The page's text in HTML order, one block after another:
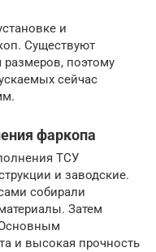
и
Существуют
поэтому
сейчас
фаркопа
ТСУ
и заводские.
собирали
Затем
и высокая прочность